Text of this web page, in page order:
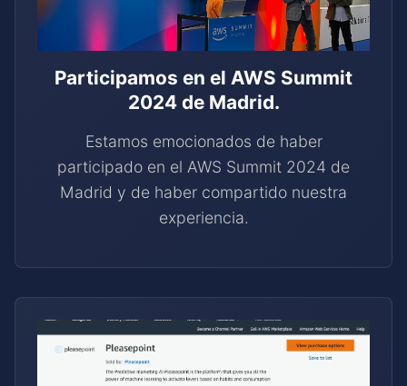
Participamos en el AWS Summit
2024 de Madrid.
Estamos emocionados de haber
participado en el AWS Summit 2024 de
Madrid y de haber compartido nuestra
experiencia.